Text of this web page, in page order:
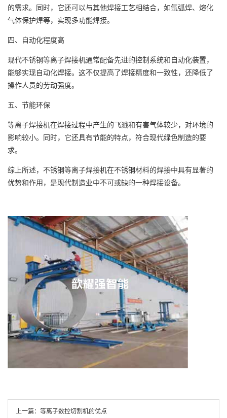
的需求。同时，它还可以与其他焊接工艺相结合，如氩弧焊、熔化
气体保护焊等，实现多功能焊接。
四、自动化程度高
现代不锈钢等离子焊接机通常配备先进的控制系统和自动化装置，
能够实现自动化焊接。这不仅提高了焊接精度和一致性，还降低了
操作人员的劳动强度。
五、节能环保
等离子焊接机在焊接过程中产生的飞溅和有害气体较少，对环境的
影响较小。同时，它还具有节能的特点，符合现代绿色制造的要
求。
综上所述，不锈钢等离子焊接机在不锈钢材料的焊接中具有显著的
优势和作用，是现代制造业中不可或缺的一种焊接设备。
上一篇： 等离子数控切割机的优点